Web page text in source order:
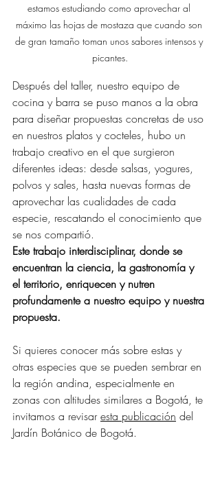
estamos estudiando como aprovechar al
máximo las hojas de mostaza que cuando son
de gran tamaño toman unos sabores intensos y
picantes.
Después del taller, nuestro equipo de
cocina y barra se puso manos a la obra
para diseñar propuestas concretas de uso
en nuestros platos y cocteles, hubo un
trabajo creativo en el que surgieron
diferentes ideas: desde salsas, yogures,
polvos y sales, hasta nuevas formas de
aprovechar las cualidades de cada
especie, rescatando el conocimiento que
se nos compartió.
Este trabajo interdisciplinar, donde se
encuentran la ciencia, la gastronomía y
el territorio, enriquecen y nutren
profundamente a nuestro equipo y nuestra
propuesta.
Si quieres conocer más sobre estas y
otras especies que se pueden sembrar en
la región andina, especialmente en
zonas con altitudes similares a Bogotá, te
invitamos a revisar esta publicación del
Jardín Botánico de Bogotá.